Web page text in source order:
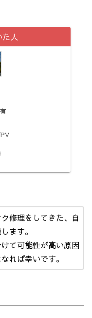
人
修理をしてきた、自
ます。
て可能性が高い原因
れば幸いです。